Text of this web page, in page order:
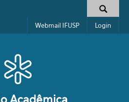
de busca
Webmail IFUSP Login
Acadêmica